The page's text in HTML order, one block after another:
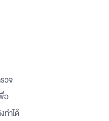
วจ
อ
ำได้